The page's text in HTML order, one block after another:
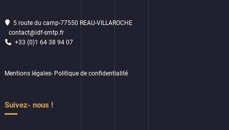
5 route du camp-77550 REAU-VILLAROCHE
contact@idf-smtp.fr
+33 (0)1 64 38 94 07
Mentions légales- Politique de confidentialité
Suivez- nous !